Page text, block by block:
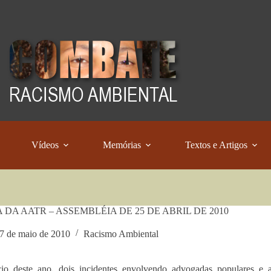
Vídeos Memórias Textos e Artigos
DA AATR – ASSEMBLÉIA DE 25 DE ABRIL DE 2010
de maio de 2010 Racismo Ambiental
deste ano, dois incidentes envolvendo advogadas populares e